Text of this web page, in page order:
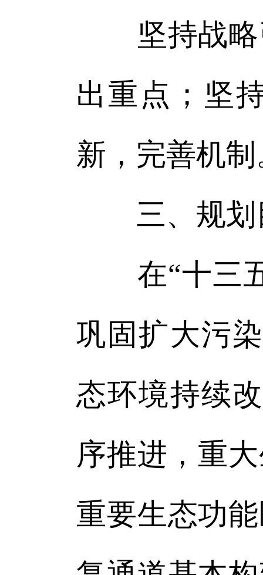
坚持战略
出重点；坚
新，完善机
三、规
在“十三五
巩固扩大污
态环境持续
序推进，重
重要生态功